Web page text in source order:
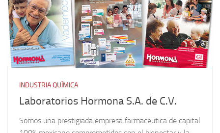
INDUSTRIA QUÍMICA
Laboratorios Hormona S.A. de C.V.
Somos una prestigiada empresa farmacéutica de capital